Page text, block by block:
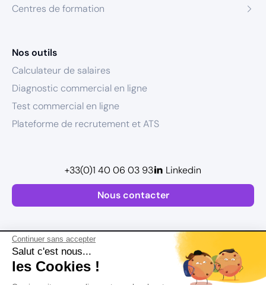
Continuer sans accepter
Salut c'est nous...
les Cookies !
Centres de formation
Nos outils
Calculateur de salaires
Diagnostic commercial en ligne
Test commercial en ligne
Plateforme de recrutement et ATS
Nous contacter
+33(0)1 40 06 03 93 Linkedin